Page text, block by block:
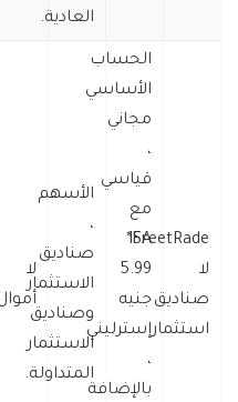
العادية.
FreetRade*
لا
صناديق
استثمار
الحساب
الأساسي
مجاني
،
قياسي
مع
ISA
5.99
جنيه
إسترليني
،
بالإضافة
الأسهم
،
صناديق
الاستثمار
وصناديق
الاستثمار
المتداولة.
لا